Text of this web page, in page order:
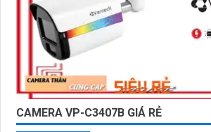
CAMERA VP-C3407B GIÁ RẺ